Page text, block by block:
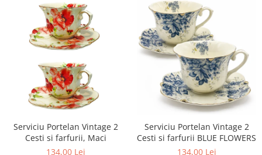
Serviciu Portelan Vintage 2
Cesti si farfurii, Maci
134,00 Lei
Serviciu Portelan Vintage 2
Cesti si farfurii BLUE FLOWERS
134,00 Lei